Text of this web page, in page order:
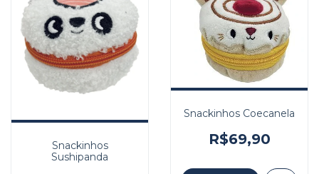
Snackinhos
Sushipanda
Snackinhos Coecanela
R$69,90